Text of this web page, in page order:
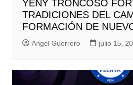
YENY TRONCOSO
TRADICIONES DEL
FORMACIÓN DE
Angel Guerrero julio 15,